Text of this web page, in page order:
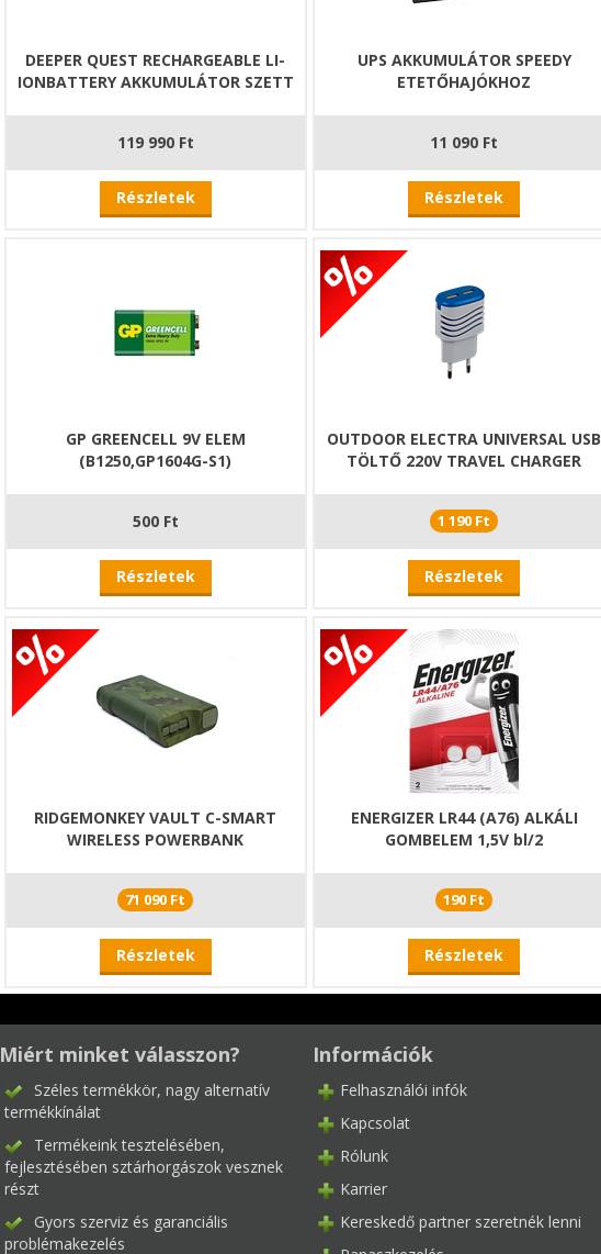
DEEPER QUEST RECHARGEABLE LI-
IONBATTERY AKKUMULÁTOR SZETT
119 990 Ft
Részletek
UPS AKKUMULÁTOR SPEEDY
ETETŐHAJÓKHOZ
11 090 Ft
Részletek
GP GREENCELL 9V ELEM
(B1250,GP1604G-S1)
500 Ft
Részletek
OUTDOOR ELECTRA UNIVERSAL USB
TÖLTŐ 220V TRAVEL CHARGER
1 190 Ft
Részletek
RIDGEMONKEY VAULT C-SMART
WIRELESS POWERBANK
71 090 Ft
Részletek
ENERGIZER LR44 (A76) ALKÁLI
GOMBELEM 1,5V bl/2
190 Ft
Részletek
Miért minket válasszon?
Széles termékkör, nagy alternatív
termékkínálat
Termékeink tesztelésében,
fejlesztésében sztárhorgászok vesznek
részt
Gyors szerviz és garanciális
problémakezelés
Információk
Felhasználói infók
Kapcsolat
Rólunk
Karrier
Kereskedő partner szeretnék lenni